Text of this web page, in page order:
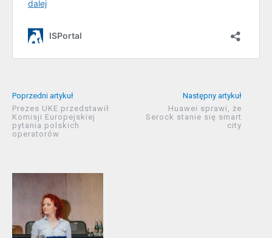
Poprzedni artykuł
Prezes UKE przedstawił
Komisji Europejskiej
pytania polskich
operatorów
Następny artykuł
Huawei sprawi, że
Serock stanie się smart
city